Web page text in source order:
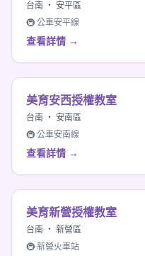
台南 ・ 安平區
🚇 公車安平線
查看詳情 →
美育安西授權教室
台南 ・ 安南區
🚇 公車安南線
查看詳情 →
美育新營授權教室
台南 ・ 新營區
🚇 新營火車站